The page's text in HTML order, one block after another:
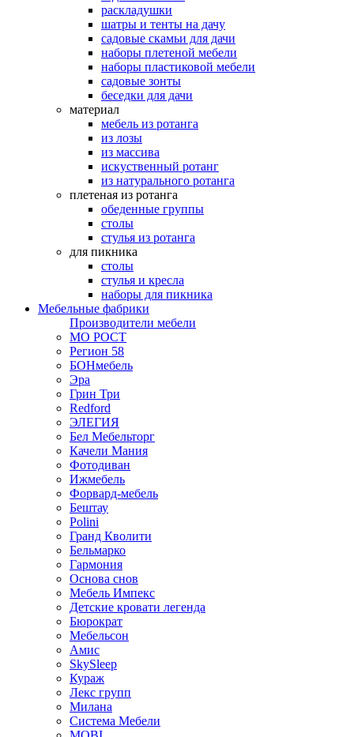
раскладушки
шатры и тенты на дачу
садовые скамьи для дачи
наборы плетеной мебели
наборы пластиковой мебели
садовые зонты
беседки для дачи
материал
мебель из ротанга
из лозы
из массива
искуственный ротанг
из натурального ротанга
плетеная из ротанга
обеденные группы
столы
стулья из ротанга
для пикника
столы
стулья и кресла
наборы для пикника
Мебельные фабрики
Производители мебели
МО РОСТ
Регион 58
БОНмебель
Эра
Грин Три
Redford
ЭЛЕГИЯ
Бел Мебельторг
Качели Мания
Фотодиван
Ижмебель
Форвард-мебель
Бештау
Polini
Гранд Кволити
Бельмарко
Гармония
Основа снов
Мебель Импекс
Детские кровати легенда
Бюрократ
Мебельсон
Амис
SkySleep
Кураж
Лекс групп
Милана
Система Мебели